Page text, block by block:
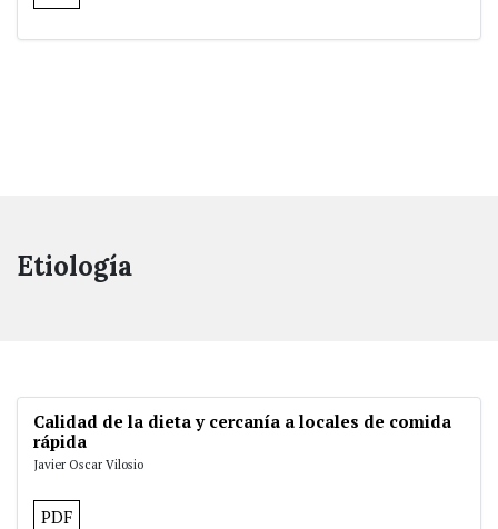
Etiología
Calidad de la dieta y cercanía a locales de comida
rápida
Javier Oscar Vilosio
PDF